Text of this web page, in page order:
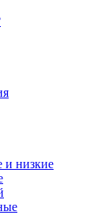
и низкие